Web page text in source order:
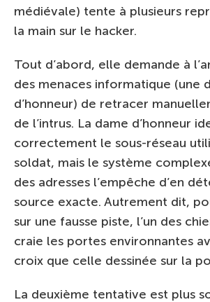
médiévale) tente à plusieurs
la main sur le hacker.
Tout d’abord, elle demande à
des menaces informatique (une
d’honneur) de retracer
de l’intrus. La dame d’honneur
correctement le sous-réseau
soldat, mais le système
des adresses l’empêche d’en
source exacte. Autrement dit,
sur une fausse piste, l’un des
craie les portes environnantes
croix que celle dessinée sur la
La deuxième tentative est plus